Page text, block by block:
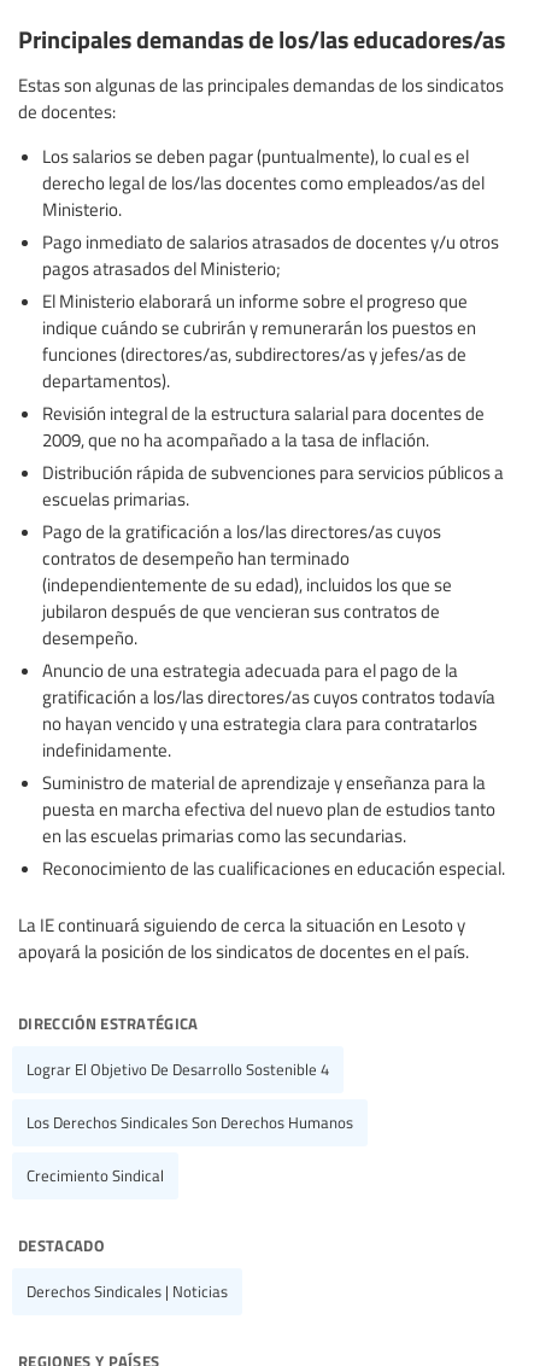
Principales demandas de los/las educadores/as
Estas son algunas de las principales demandas de los sindicatos
de docentes:
Los salarios se deben pagar (puntualmente), lo cual es el
derecho legal de los/las docentes como empleados/as del
Ministerio.
Pago inmediato de salarios atrasados de docentes y/u otros
pagos atrasados del Ministerio;
El Ministerio elaborará un informe sobre el progreso que
indique cuándo se cubrirán y remunerarán los puestos en
funciones (directores/as, subdirectores/as y jefes/as de
departamentos).
Revisión integral de la estructura salarial para docentes de
2009, que no ha acompañado a la tasa de inflación.
Distribución rápida de subvenciones para servicios públicos a
escuelas primarias.
Pago de la gratificación a los/las directores/as cuyos
contratos de desempeño han terminado
(independientemente de su edad), incluidos los que se
jubilaron después de que vencieran sus contratos de
desempeño.
Anuncio de una estrategia adecuada para el pago de la
gratificación a los/las directores/as cuyos contratos todavía
no hayan vencido y una estrategia clara para contratarlos
indefinidamente.
Suministro de material de aprendizaje y enseñanza para la
puesta en marcha efectiva del nuevo plan de estudios tanto
en las escuelas primarias como las secundarias.
Reconocimiento de las cualificaciones en educación especial.
La IE continuará siguiendo de cerca la situación en Lesoto y
apoyará la posición de los sindicatos de docentes en el país.
dirección estratégica
Lograr El Objetivo De Desarrollo Sostenible 4
Los Derechos Sindicales Son Derechos Humanos
Crecimiento Sindical
destacado
Derechos Sindicales | Noticias
regiones y países